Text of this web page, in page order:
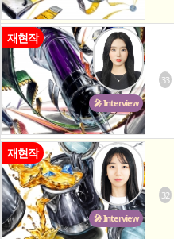
🎤 Interview
재현작
33
🎤 Interview
재현작
32